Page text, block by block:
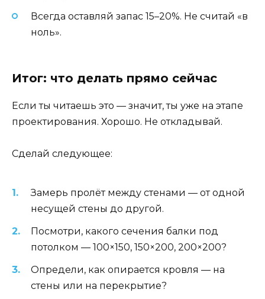
Всегда оставляй запас 15–20%. Не считай «в
ноль».
Итог: что делать прямо сейчас
Если ты читаешь это — значит, ты уже на этапе
проектирования. Хорошо. Не откладывай.
Сделай следующее:
Замерь пролёт между стенами — от одной
несущей стены до другой.
Посмотри, какого сечения балки под
потолком — 100×150, 150×200, 200×200?
Определи, как опирается кровля — на
стены или на перекрытие?